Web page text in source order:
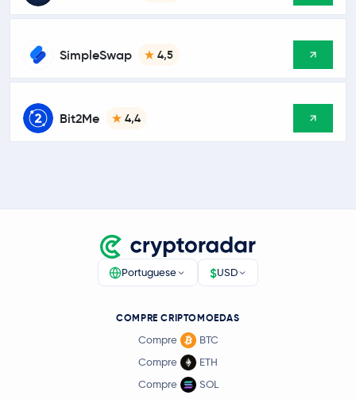
SimpleSwap 4,5
Bit2Me 4,4
Portuguese $USD
COMPRE CRIPTOMOEDAS
Compre
BTC
Compre
ETH
Compre
SOL